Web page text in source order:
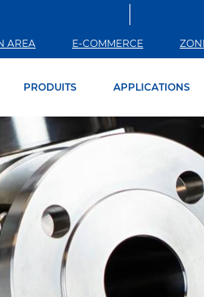
AREA E-COMMERCE
PRODUITS APPLICATIONS